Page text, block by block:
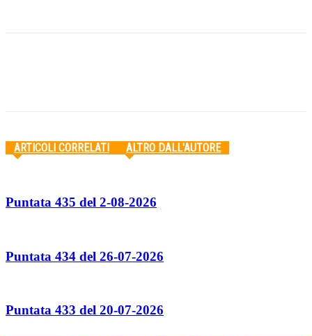
ARTICOLI CORRELATI ALTRO DALL'AUTORE
Puntata 435 del 2-08-2026
Puntata 434 del 26-07-2026
Puntata 433 del 20-07-2026